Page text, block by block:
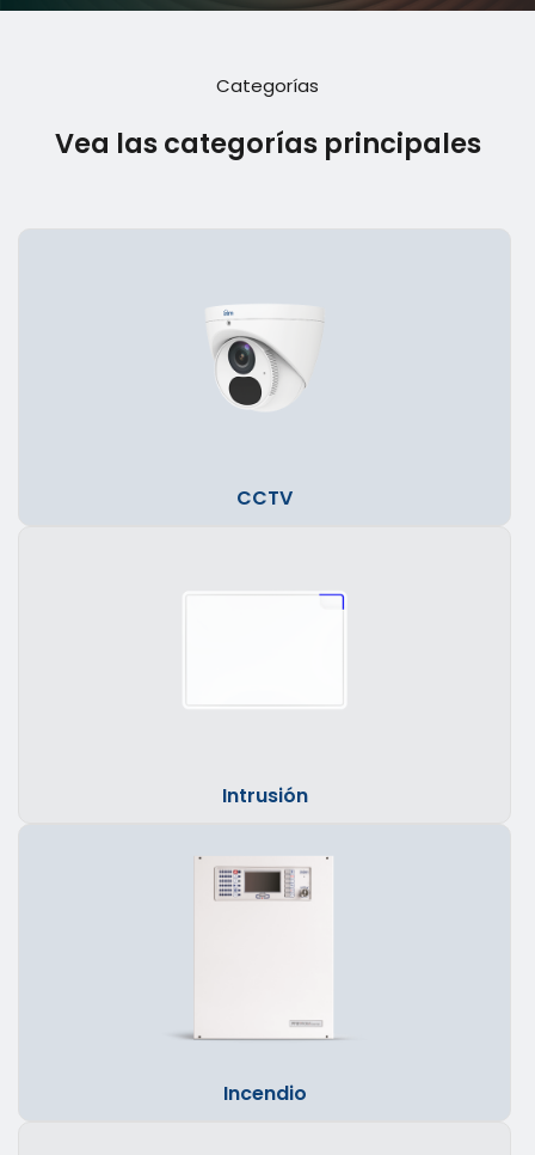
Categorías
Vea las categorías principales
CCTV
Intrusión
Incendio